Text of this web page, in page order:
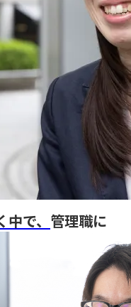
で、 管理職に